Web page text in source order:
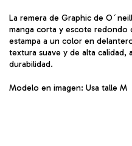
La remera de Graphic de
manga corta y escote redondo
estampa a un color en
textura suave y de alta calidad,
durabilidad.
Modelo en imagen: Usa talle M